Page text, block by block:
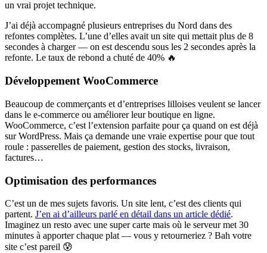
un vrai projet technique.
J’ai déjà accompagné plusieurs entreprises du Nord dans des
refontes complètes. L’une d’elles avait un site qui mettait plus de 8
secondes à charger — on est descendu sous les 2 secondes après la
refonte. Le taux de rebond a chuté de 40% 🔥
Développement WooCommerce
Beaucoup de commerçants et d’entreprises lilloises veulent se lancer
dans le e-commerce ou améliorer leur boutique en ligne.
WooCommerce, c’est l’extension parfaite pour ça quand on est déjà
sur WordPress. Mais ça demande une vraie expertise pour que tout
roule : passerelles de paiement, gestion des stocks, livraison,
factures…
Optimisation des performances
C’est un de mes sujets favoris. Un site lent, c’est des clients qui
partent. J’en ai d’ailleurs parlé en détail dans un article dédié.
Imaginez un resto avec une super carte mais où le serveur met 30
minutes à apporter chaque plat — vous y retourneriez ? Bah votre
site c’est pareil 😰